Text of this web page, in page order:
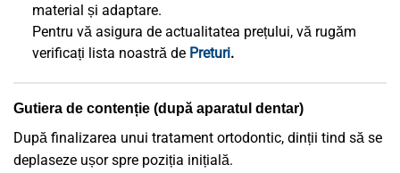
material și adaptare.
Pentru vă asigura de actualitatea prețului, vă rugăm
verificați lista noastră de Preturi.
Gutiera de contenție (după aparatul dentar)
După finalizarea unui tratament ortodontic, dinții tind să se
deplaseze ușor spre poziția inițială.